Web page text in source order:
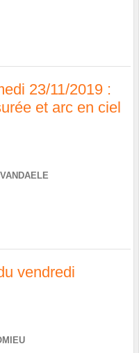
23/11/2019 :
et arc en ciel
vendredi